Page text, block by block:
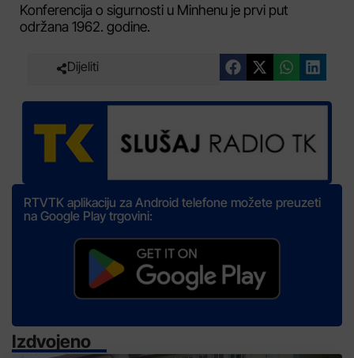
Konferencija o sigurnosti u Minhenu je prvi put
održana 1962. godine.
Dijeliti
RTVTK aplikaciju za Android telefone možete preuzeti
na Google Play trgovini:
Izdvojeno